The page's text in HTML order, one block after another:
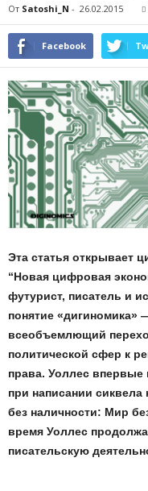
От Satoshi_N - 26.02.2015
Facebook
Эта статья открывает
“Новая цифровая
футурист, писатель и
понятие
всеобъемлющий
политической сфер к
права. Уоллес впервые
при написании
без наличности: Мир
время Уоллес
писательскую